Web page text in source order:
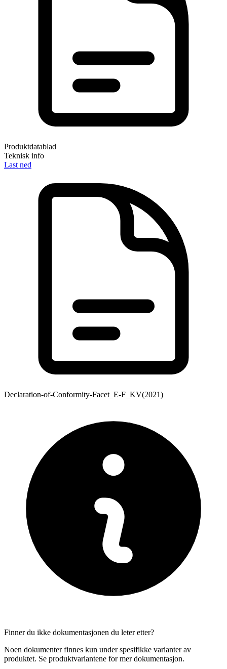
Produktdatablad
Teknisk info
Last ned
Declaration-of-Conformity-Facet_E-F_KV(2021)
Finner du ikke dokumentasjonen du leter etter?
Noen dokumenter finnes kun under spesifikke varianter av
produktet. Se produktvariantene for mer dokumentasjon.